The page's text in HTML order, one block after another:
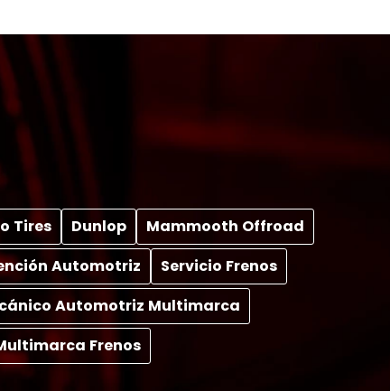
Tires Dunlop
Mammooth Offroad
Automotriz
Servicio Frenos
Automotriz Multimarca
Frenos